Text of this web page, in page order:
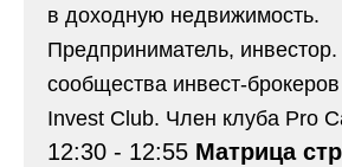
в доходную недвижимость.
Предприниматель, инвестор.
сообщества инвест-
Invest Club. Член клуба Pro
12:30 - 12:55 Матрица